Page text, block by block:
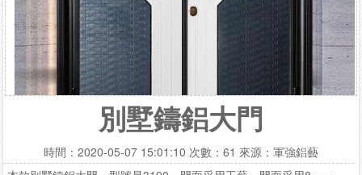
別墅鑄鋁大門
時間：2020-05-07 15:01:10 次數：61 來源：軍強鋁藝